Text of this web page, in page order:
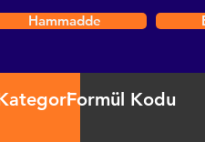
Hammadde
Formül Kodu